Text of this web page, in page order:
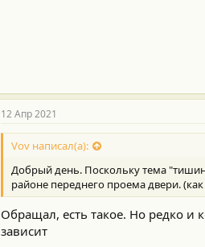
12 Апр 2021
Vov написал(а):
Добрый день. Поскольку тема
районе переднего проема двери.
Обращал, есть такое. Но редко и
зависит